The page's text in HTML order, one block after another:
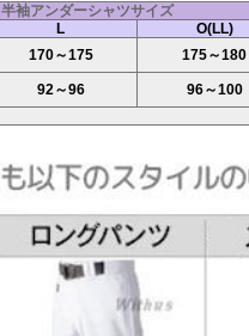
半袖アンダーシャツサイズ
L
O(LL)
170～175
175～180
92～96
96～100